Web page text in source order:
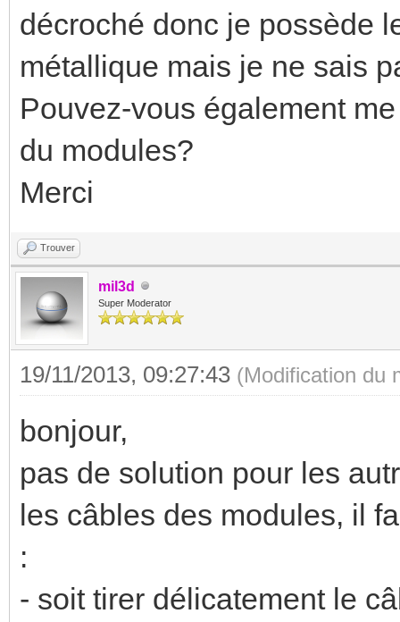
décroché donc je possède
métallique mais je ne sais
Pouvez-vous également
du modules?
Merci
Trouver
mil3d
Super Moderator
19/11/2013, 09:27:43 (Modification du
bonjour,
pas de solution pour les
les câbles des modules, il
:
- soit tirer délicatement le